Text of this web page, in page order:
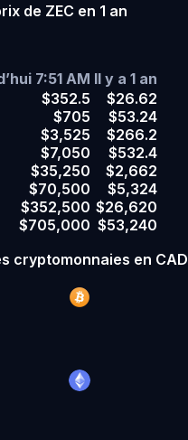
de ZEC en 1 an
7:51 AM Il y a 1 an
$352.5 $26.62
$705 $53.24
$3,525 $266.2
$7,050 $532.4
$35,250 $2,662
$70,500 $5,324
$352,500 $26,620
$705,000 $53,240
cryptomonnaies en CAD